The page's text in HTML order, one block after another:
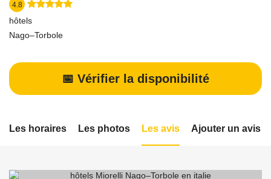
4.8
hôtels
Nago–Torbole
📅 Vérifier la disponibilité
Les horaires Les photos Les avis Ajouter un avis